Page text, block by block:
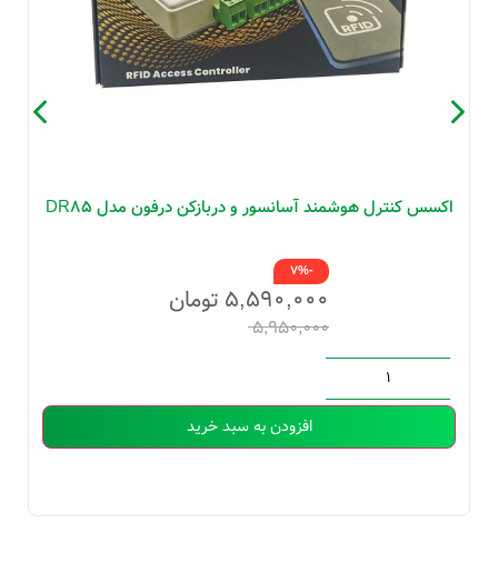
اکسس کنترل هوشمند آسانسور و دربازکن درفون مدل DR85
۵,۹۵۰,۰۰۰
۵,۵۹۰,۰۰۰ تومان
-7%
افزودن به سبد خرید